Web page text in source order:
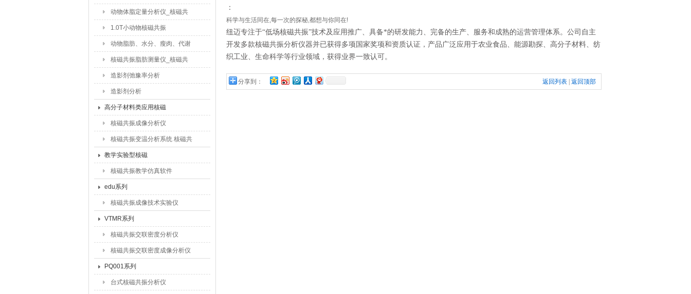
动物体脂定量分析仪_核磁共
振脂肪含量仪
1.0T小动物核磁共振
动物脂肪、水分、瘦肉、代谢
检测仪
核磁共振脂肪测量仪_核磁共
振动物脂肪测试仪
造影剂弛豫率分析
造影剂分析
高分子材料类应用核磁
核磁共振成像分析仪
核磁共振变温分析系统 核磁共
振交联密度仪
教学实验型核磁
核磁共振教学仿真软件
edu系列
核磁共振成像技术实验仪
VTMR系列
核磁共振交联密度分析仪
核磁共振交联密度成像分析仪
PQ001系列
台式核磁共振分析仪
：
科学与生活同在,每一次的探秘,都想与你同在!
纽迈专注于“低场核磁共振”技术及应用推广、具备*的研发能力、完备的生产、服务和成熟的运营管理体系。公司自主
开发多款核磁共振分析仪器并已获得多项国家奖项和资质认证，产品广泛应用于农业食品、能源勘探、高分子材料、纺
织工业、生命科学等行业领域，获得业界一致认可。
分享到： 返回列表 返回顶部